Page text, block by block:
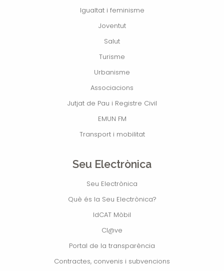
Igualtat i feminisme
Joventut
Salut
Turisme
Urbanisme
Associacions
Jutjat de Pau i Registre Civil
EMUN FM
Transport i mobilitat
Seu Electrònica
Seu Electrònica
Què és la Seu Electrònica?
IdCAT Mòbil
Cl@ve
Portal de la transparència
Contractes, convenis i subvencions